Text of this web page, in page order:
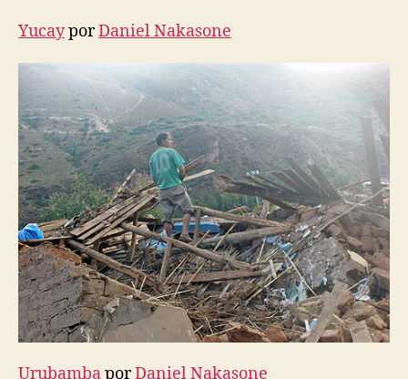
YucayporDaniel Nakasone
UrubambaporDaniel Nakasone